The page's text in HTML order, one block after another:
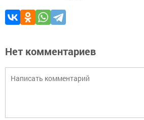
Нет комментариев